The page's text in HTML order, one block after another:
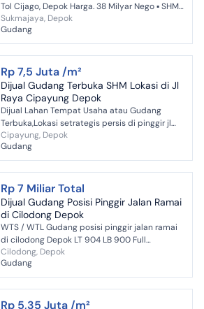
Tol Cijago, Depok Harga. 38 Milyar Nego ▪︎ SHM ▪︎
Luas tanah : 2.341 m2 ▪︎ Luas bangunan ...
Sukmajaya, Depok
Gudang
Rp 7,5 Juta /m²
Dijual Gudang Terbuka SHM Lokasi di Jl
Raya Cipayung Depok
Dijual Lahan Tempat Usaha atau Gudang
Terbuka,Lokasi setrategis persis di pinggir jl
raya cipayung Depok. Luas Lahan : 750 m²
Demensi 11 x 68 Su...
Cipayung, Depok
Gudang
Rp 7 Miliar Total
Dijual Gudang Posisi Pinggir Jalan Ramai
di Cilodong Depok
WTS / WTL Gudang posisi pinggir jalan ramai
di cilodong Depok LT 904 LB 900 Full
bangunan Listrik token 33rb watt Air jetpump
2 kamar mandi Parkir...
Cilodong, Depok
Gudang
Rp 5,35 Juta /m²